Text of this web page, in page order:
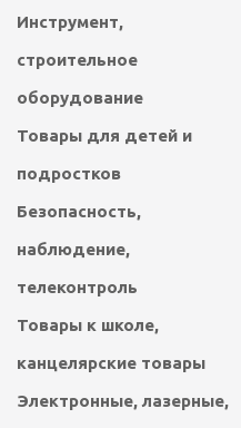
ДЛЯ
ОБРАБОТКИ
Инструмент,
строительное
оборудование
Товары для детей и
подростков
Безопасность,
наблюдение,
телеконтроль
Товары к школе,
канцелярские товары
Электронные, лазерные,